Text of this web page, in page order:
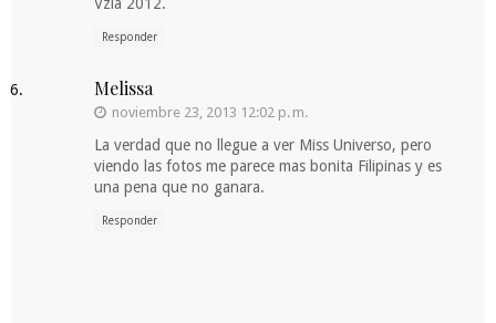
Responder
Melissa
noviembre 23, 2013 12:02 p. m.
La verdad que no llegue a ver Miss Universo, pero
viendo las fotos me parece mas bonita Filipinas y es
una pena que no ganara.
Responder